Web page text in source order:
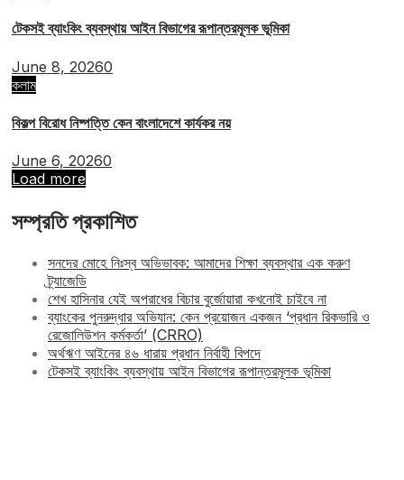
টেকসই ব্যাংকিং ব্যবস্থায় আইন বিভাগের রূপান্তরমূলক ভূমিকা
June 8, 20260
কলাম
বিকল্প বিরোধ নিষ্পত্তি কেন বাংলাদেশে কার্যকর নয়
June 6, 20260
Load more
সম্প্রতি প্রকাশিত
সনদের মোহে নিঃস্ব অভিভাবক: আমাদের শিক্ষা ব্যবস্থার এক করুণ
ট্র্যাজেডি
শেখ হাসিনার যেই অপরাধের বিচার বুর্জোয়ারা কখনোই চাইবে না
ব্যাংকের পুনরুদ্ধার অভিযান: কেন প্রয়োজন একজন ‘প্রধান রিকভারি ও
রেজোলিউশন কর্মকর্তা’ (CRRO)
অর্থঋণ আইনের ৪৬ ধারায় প্রধান নির্বাহী বিপদে
টেকসই ব্যাংকিং ব্যবস্থায় আইন বিভাগের রূপান্তরমূলক ভূমিকা